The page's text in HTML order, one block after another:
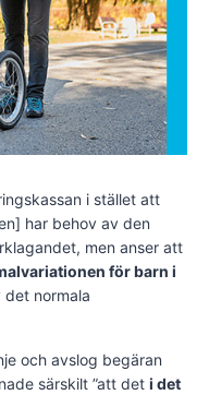
i stället att
har behov av den
men anser att
för barn i
normala
och avslog begäran
särskilt ”att det i det